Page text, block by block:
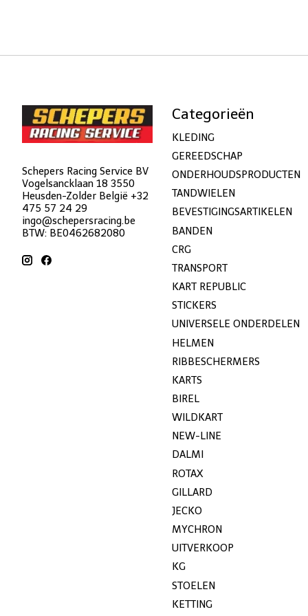
Schepers Racing Service BV
Vogelsancklaan 18 3550
Heusden-Zolder België +32
475 57 24 29
ingo@schepersracing.be
BTW: BE0462682080
Categorieën
KLEDING
GEREEDSCHAP
ONDERHOUDSPRODUCTEN
TANDWIELEN
BEVESTIGINGSARTIKELEN
BANDEN
CRG
TRANSPORT
KART REPUBLIC
STICKERS
UNIVERSELE ONDERDELEN
HELMEN
RIBBESCHERMERS
KARTS
BIREL
WILDKART
NEW-LINE
DALMI
ROTAX
GILLARD
JECKO
MYCHRON
UITVERKOOP
KG
STOELEN
KETTING